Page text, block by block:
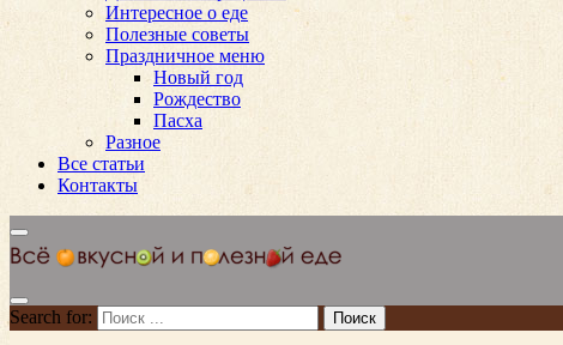
Интересное о еде
Полезные советы
Праздничное меню
Новый год
Рождество
Пасха
Разное
Все статьи
Контакты
Search for: